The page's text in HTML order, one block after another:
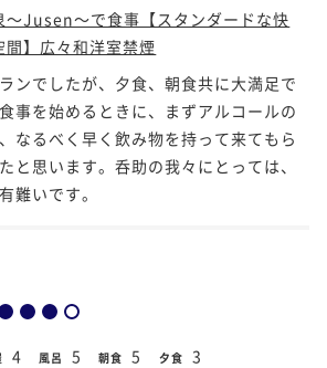
～Jusen～で食事【スタンダードな快
間】広々和洋室禁煙
ンでしたが、夕食、朝食共に大満足で
事を始めるときに、まずアルコールの
なるべく早く飲み物を持って来てもら
と思います。呑助の我々にとっては、
難いです。
4 風呂 5 朝食 5 夕食 3